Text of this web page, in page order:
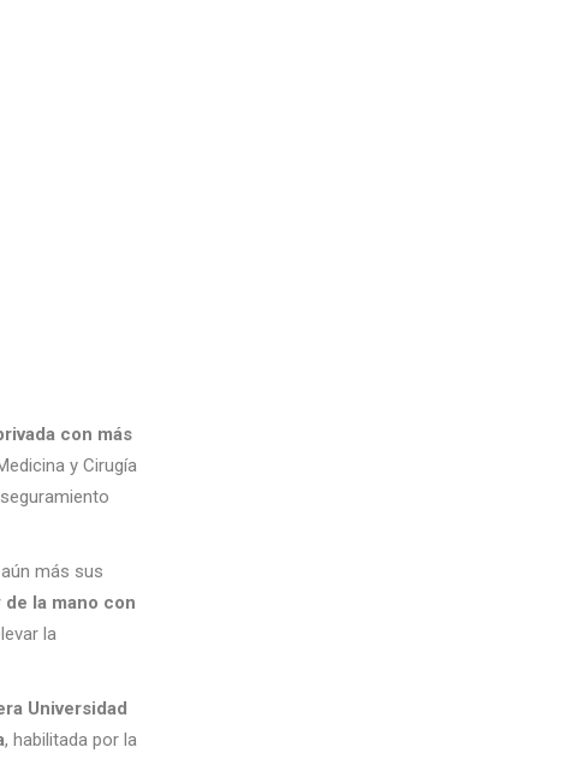
con más
y Cirugía
más sus
la mano con
la
Universidad
, habilitada por la